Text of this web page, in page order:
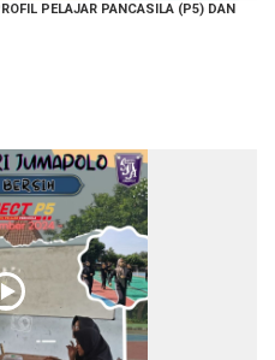
PELAJAR PANCASILA (P5) DAN